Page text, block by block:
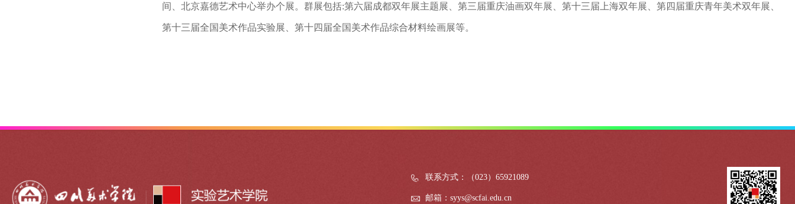
间、北京嘉德艺术中心举办个展。群展包括:第六届成都双年展主题展、第三届重庆油画双年展、第十三届上海双年展、第四届重庆青年美术双年展、
第十三届全国美术作品实验展、第十四届全国美术作品综合材料绘画展等。
联系方式：（023）65921089
邮箱：syys@scfai.edu.cn